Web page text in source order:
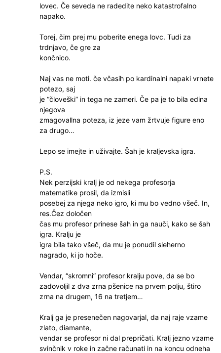
lovec. Če seveda ne radedite neko katastrofalno
napako.
Torej, čim prej mu poberite enega lovc. Tudi za
trdnjavo, če gre za
končnico.
Naj vas ne moti. če včasih po kardinalni napaki vrnete
potezo, saj
je “človeški” in tega ne zameri. Če pa je to bila edina
njegova
zmagovallna poteza, iz jeze vam žrtvuje figure eno
za drugo…
Lepo se imejte in uživajte. Šah je kraljevska igra.
P.S.
Nek perzijski kralj je od nekega profesorja
matematike prosil, da izmisli
posebej za njega neko igro, ki mu bo vedno všeč. In,
res.Čez določen
čas mu profesor prinese šah in ga nauči, kako se šah
igra. Kralju je
igra bila tako všeč, da mu je ponudil sleherno
nagrado, ki jo hoče.
Vendar, “skromni” profesor kralju pove, da se bo
zadovoljil z dva zrna pšenice na prvem polju, štiro
zrna na drugem, 16 na tretjem…
Kralj ga je presenečen nagovarjal, da naj raje vzame
zlato, diamante,
vendar se profesor ni dal prepričati. Kralj jezno vzame
svinčnik v roke in začne računati in na koncu odneha